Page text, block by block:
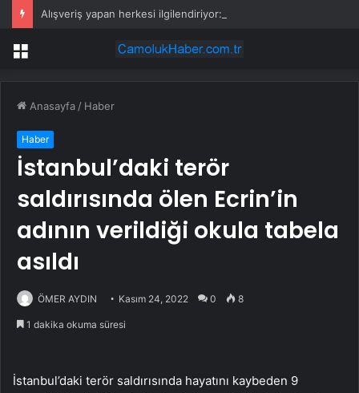
Menü
Anasayfa / Haber
Haber
İstanbul’daki terör
saldırısında ölen Ecrin’in
adının verildiği okula tabela
asıldı
ÖMER AYDIN Kasım 24, 2022 0 8
1 dakika okuma süresi
İstanbul’daki terör saldırısında hayatını kaybeden 9